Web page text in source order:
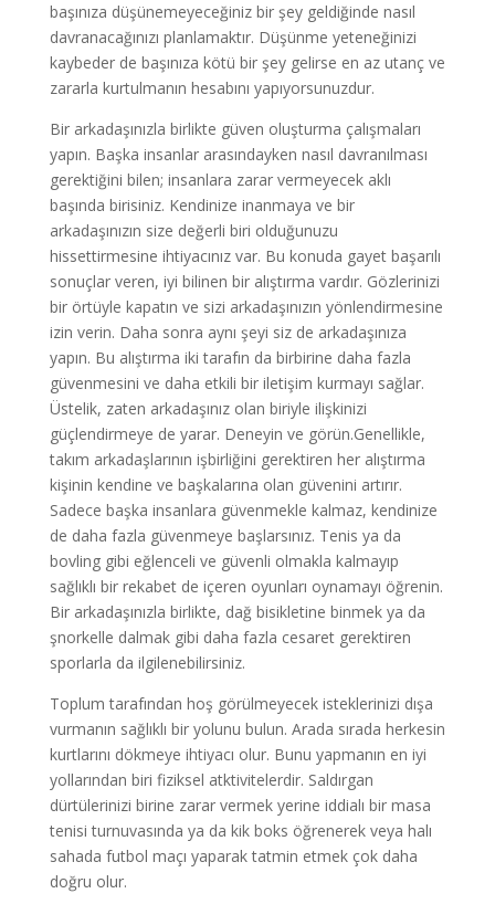
başınıza düşünemeyeceğiniz bir şey geldiğinde nasıl
davranacağınızı planlamaktır. Düşünme yeteneğinizi
kaybeder de başınıza kötü bir şey gelirse en az utanç ve
zararla kurtulmanın hesabını yapıyorsunuzdur.
Bir arkadaşınızla birlikte güven oluşturma çalışmaları
yapın. Başka insanlar arasındayken nasıl davranılması
gerektiğini bilen; insanlara zarar vermeyecek aklı
başında birisiniz. Kendinize inanmaya ve bir
arkadaşınızın size değerli biri olduğunuzu
hissettirmesine ihtiyacınız var. Bu konuda gayet başarılı
sonuçlar veren, iyi bilinen bir alıştırma vardır. Gözlerinizi
bir örtüyle kapatın ve sizi arkadaşınızın yönlendirmesine
izin verin. Daha sonra aynı şeyi siz de arkadaşınıza
yapın. Bu alıştırma iki tarafın da birbirine daha fazla
güvenmesini ve daha etkili bir iletişim kurmayı sağlar.
Üstelik, zaten arkadaşınız olan biriyle ilişkinizi
güçlendirmeye de yarar. Deneyin ve görün.Genellikle,
takım arkadaşlarının işbirliğini gerektiren her alıştırma
kişinin kendine ve başkalarına olan güvenini artırır.
Sadece başka insanlara güvenmekle kalmaz, kendinize
de daha fazla güvenmeye başlarsınız. Tenis ya da
bovling gibi eğlenceli ve güvenli olmakla kalmayıp
sağlıklı bir rekabet de içeren oyunları oynamayı öğrenin.
Bir arkadaşınızla birlikte, dağ bisikletine binmek ya da
şnorkelle dalmak gibi daha fazla cesaret gerektiren
sporlarla da ilgilenebilirsiniz.
Toplum tarafından hoş görülmeyecek isteklerinizi dışa
vurmanın sağlıklı bir yolunu bulun. Arada sırada herkesin
kurtlarını dökmeye ihtiyacı olur. Bunu yapmanın en iyi
yollarından biri fiziksel atktivitelerdir. Saldırgan
dürtülerinizi birine zarar vermek yerine iddialı bir masa
tenisi turnuvasında ya da kik boks öğrenerek veya halı
sahada futbol maçı yaparak tatmin etmek çok daha
doğru olur.